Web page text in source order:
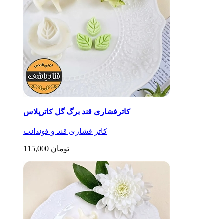
کاترفشاری قند برگ گل کاترپلاس
کاتر فشاری قند و فوندانت
115,000 تومان